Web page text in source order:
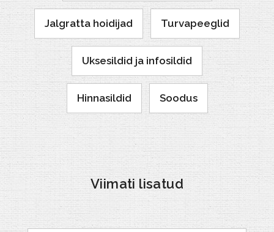
Jalgratta hoidijad Turvapeeglid
Uksesildid ja infosildid
Hinnasildid Soodus
Viimati lisatud